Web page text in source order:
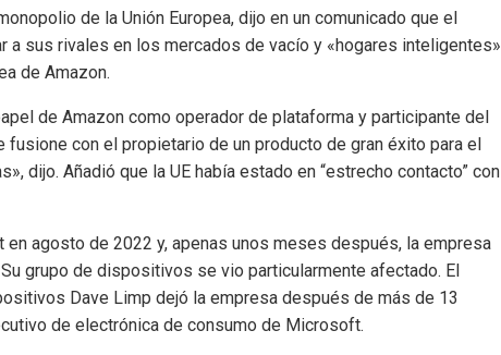
de la Unión Europea, dijo en un comunicado que el
a sus rivales en los mercados de vacío y «hogares inteligentes»
de Amazon.
de Amazon como operador de plataforma y participante del
con el propietario de un producto de gran éxito para el
dijo. Añadió que la UE había estado en “estrecho contacto” con
en agosto de 2022 y, apenas unos meses después, la empresa
grupo de dispositivos se vio particularmente afectado. El
Dave Limp dejó la empresa después de más de 13
de electrónica de consumo de Microsoft.